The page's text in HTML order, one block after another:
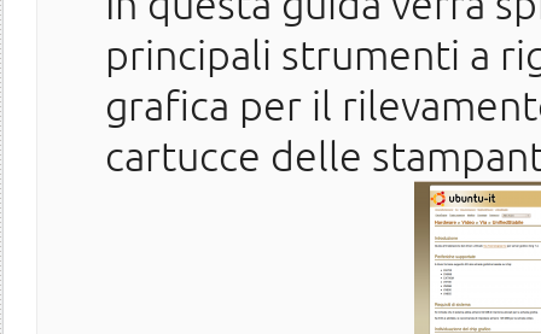
principali strumenti a
grafica per il
cartucce delle